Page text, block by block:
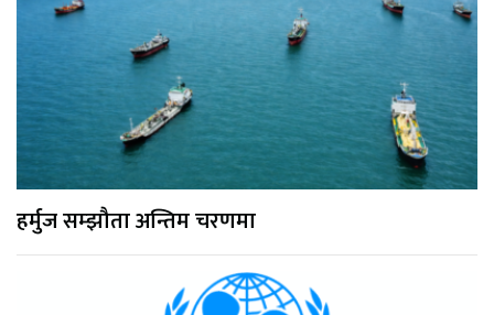
हर्मुज सम्झौता अन्तिम चरणमा